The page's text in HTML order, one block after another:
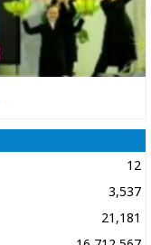
12
3,537
21,181